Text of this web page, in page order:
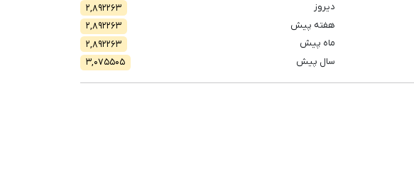
دیروز
۲,۸۹۲۲۶۳
هفته پیش
۲,۸۹۲۲۶۳
ماه پیش
۲,۸۹۲۲۶۳
سال پیش
۳,۰۷۵۵۰۵